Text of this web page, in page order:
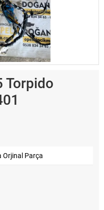
Torpido
Orjinal Parça